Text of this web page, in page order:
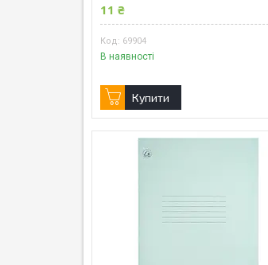
11 ₴
69904
В наявності
Купити